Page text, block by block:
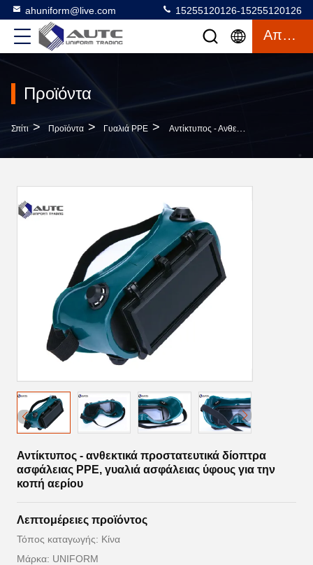
ahuniform@live.com 15255120126-15255120126
Απόσπασμα
Προϊόντα
Σπίτι > Προϊόντα > Γυαλιά PPE > Αντίκτυπος - Ανθεκτικά Προστατευτικά Δίοπτρα Ασφάλειας PPE, Γυαλιά Ασφάλειας Ύφους Για Την Κοπή Αερίου
Αντίκτυπος - ανθεκτικά προστατευτικά δίοπτρα
ασφάλειας PPE, γυαλιά ασφάλειας ύφους για την
κοπή αερίου
Λεπτομέρειες προϊόντος
Τόπος καταγωγής: Κίνα
Μάρκα: UNIFORM